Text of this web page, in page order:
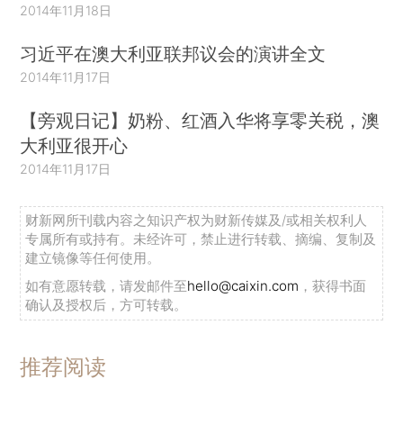
2014年11月18日
习近平在澳大利亚联邦议会的演讲全文
2014年11月17日
【旁观日记】奶粉、红酒入华将享零关税，澳
大利亚很开心
2014年11月17日
财新网所刊载内容之知识产权为财新传媒及/或相关权利人
专属所有或持有。未经许可，禁止进行转载、摘编、复制及
建立镜像等任何使用。
如有意愿转载，请发邮件至hello@caixin.com ，获得书面
确认及授权后，方可转载。
推荐阅读